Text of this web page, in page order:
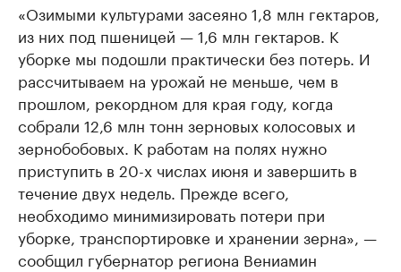
«Озимыми культурами засеяно 1,8 млн гектаров,
из них под пшеницей — 1,6 млн гектаров. К
уборке мы подошли практически без потерь. И
рассчитываем на урожай не меньше, чем в
прошлом, рекордном для края году, когда
собрали 12,6 млн тонн зерновых колосовых и
зернобобовых. К работам на полях нужно
приступить в 20-х числах июня и завершить в
течение двух недель. Прежде всего,
необходимо минимизировать потери при
уборке, транспортировке и хранении зерна», —
сообщил губернатор региона Вениамин